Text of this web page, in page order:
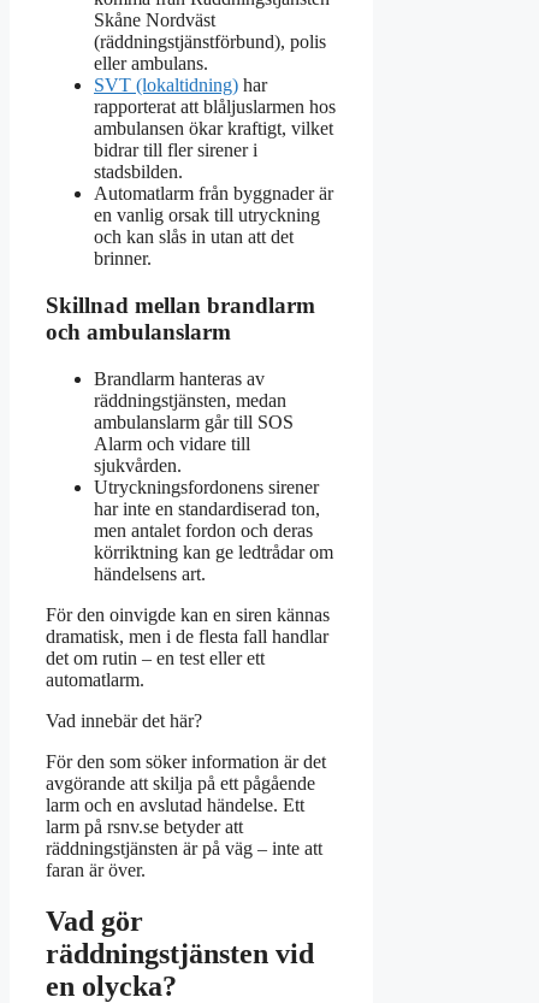
Skåne Nordväst
(räddningstjänstförbund), polis
eller ambulans.
SVT (lokaltidning) har
rapporterat att blåljuslarmen hos
ambulansen ökar kraftigt, vilket
bidrar till fler sirener i
stadsbilden.
Automatlarm från byggnader är
en vanlig orsak till utryckning
och kan slås in utan att det
brinner.
Skillnad mellan brandlarm
och ambulanslarm
Brandlarm hanteras av
räddningstjänsten, medan
ambulanslarm går till SOS
Alarm och vidare till
sjukvården.
Utryckningsfordonens sirener
har inte en standardiserad ton,
men antalet fordon och deras
körriktning kan ge ledtrådar om
händelsens art.
För den oinvigde kan en siren kännas
dramatisk, men i de flesta fall handlar
det om rutin – en test eller ett
automatlarm.
Vad innebär det här?
För den som söker information är det
avgörande att skilja på ett pågående
larm och en avslutad händelse. Ett
larm på rsnv.se betyder att
räddningstjänsten är på väg – inte att
faran är över.
Vad gör
räddningstjänsten vid
en olycka?